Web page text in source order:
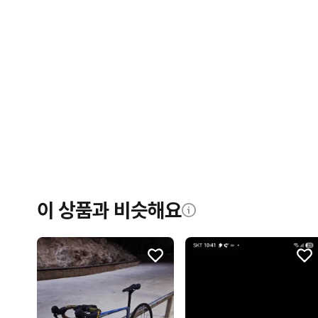
이 상품과 비슷해요